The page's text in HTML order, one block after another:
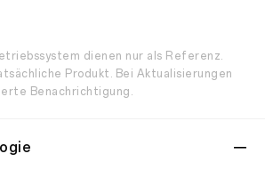
dienen nur als Referenz.
Produkt. Bei Aktualisierungen
Benachrichtigung.